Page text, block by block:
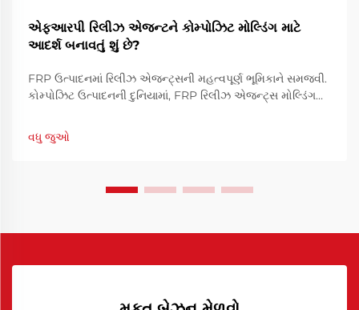
એફઆરપી રિલીઝ એજન્ટને કોમ્પોઝિટ મોલ્ડિંગ માટે
આદર્શ બનાવતું શું છે?
FRP ઉત્પાદનમાં રિલીઝ એજન્ટ્સની મહત્વપૂર્ણ ભૂમિકાને સમજવી.
કોમ્પોઝિટ ઉત્પાદનની દુનિયામાં, FRP રિલીઝ એજન્ટ્સ મોલ્ડિંગ
આ વિશેષ રાસાયણિક સૂત્રો બનાવે છે...
વધુ જુઓ